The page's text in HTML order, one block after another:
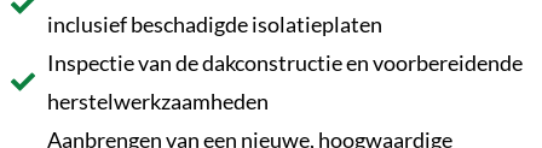
inclusief beschadigde isolatieplaten
Inspectie van de dakconstructie en voorbereidende
herstelwerkzaamheden
Aanbrengen van een nieuwe, hoogwaardige